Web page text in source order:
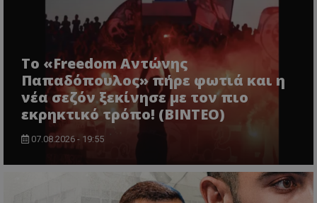
Το «Freedom Αντώνης
Παπαδόπουλος» πήρε φωτιά και η
νέα σεζόν ξεκίνησε με τον πιο
εκρηκτικό τρόπο! (ΒΙΝΤΕΟ)
07.08.2026 - 19:55